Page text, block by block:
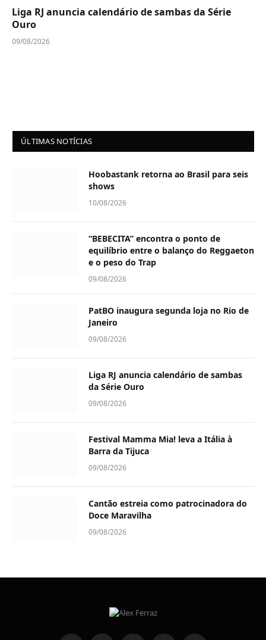
Liga RJ anuncia calendário de sambas da Série
Ouro
09/08/2026
ÚLTIMAS NOTÍCIAS
Hoobastank retorna ao Brasil para seis
shows
10/08/2026
“BEBECITA” encontra o ponto de
equilíbrio entre o balanço do Reggaeton
e o peso do Trap
09/08/2026
PatBO inaugura segunda loja no Rio de
Janeiro
09/08/2026
Liga RJ anuncia calendário de sambas
da Série Ouro
09/08/2026
Festival Mamma Mia! leva a Itália à
Barra da Tijuca
09/08/2026
Cantão estreia como patrocinadora do
Doce Maravilha
09/08/2026